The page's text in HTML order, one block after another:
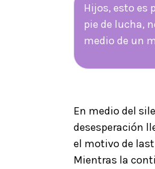
Hijos, esto es
pie de lucha,
medio de un
En medio del
desesperación
el motivo de
Mientras la